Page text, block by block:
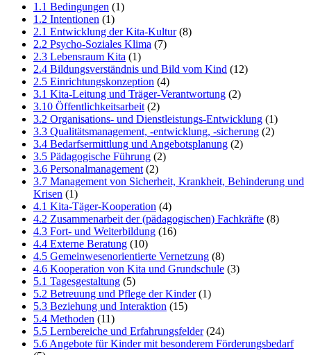
1.1 Bedingungen (1)
1.2 Intentionen (1)
2.1 Entwicklung der Kita-Kultur(8)
2.2 Psycho-Soziales Klima (7)
2.3 Lebensraum Kita (1)
2.4 Bildungsverständnis und Bild vom Kind (12)
2.5 Einrichtungskonzeption (4)
3.1 Kita-Leitung und Träger-Verantwortung (2)
3.10 Öffentlichkeitsarbeit (2)
3.2 Organisations- und Dienstleistungs-Entwicklung (1)
3.3 Qualitätsmanagement, -entwicklung, -sicherung (2)
3.4 Bedarfsermittlung und Angebotsplanung (2)
3.5 Pädagogische Führung (2)
3.6 Personalmanagement (2)
3.7 Management von Sicherheit, Krankheit, Behinderung und
Krisen (1)
4.1 Kita-Täger-Kooperation (4)
4.2 Zusammenarbeit der (pädagogischen) Fachkräfte (8)
4.3 Fort- und Weiterbildung (16)
4.4 Externe Beratung (10)
4.5 Gemeinwesenorientierte Vernetzung (8)
4.6 Kooperation von Kita und Grundschule (3)
5.1 Tagesgestaltung (5)
5.2 Betreuung und Pflege der Kinder(1)
5.3 Beziehung und Interaktion (15)
5.4 Methoden (11)
5.5 Lernbereiche und Erfahrungsfelder(24)
5.6 Angebote für Kinder mit besonderem Förderungsbedarf